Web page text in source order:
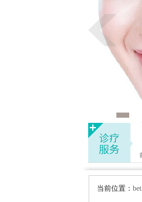
当前位置：